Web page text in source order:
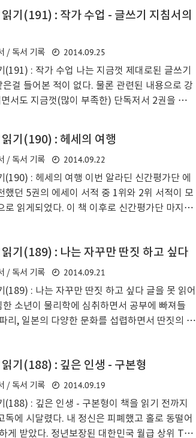
사진에서 보여지는 그런 풍이다. 넓다란 원목 책
권, 노트와 노트북 따위가 정갈하게 놓여있고,
있는 모습. 의자 뒤엔 사람 키만한 높이의 원목
빽빽하다싶을만큼 책들이 들어찬 장면. 이것
대체 몇 권의 책이 있어야 장서가로 불릴 ..
기(191) : 작가 수업 - 글쓰기 지침서의
/ 독서 기록 2014.09.25
(191) : 작가 수업 나는 지금껏 제대로된 글쓰기
걸 들어본 적이 없다. 물론 관련된 내용으로 강
서도 지금껏(많이 부족한) 단독저서 2권을 펴냈
나는 글쓰기 수업이나 책쓰기 강의 같은걸 들어
기와 책쓰기를 가르친 것은 다름아닌 '책'이었
대한 욕망을 불태웠고, 책을 읽다가 '나도 저서
이디어와 자신감을 얻었다. 책쓰기 방법에 대해
이었으며, 글을 쓰라고 내게 매번 재..
기(190) : 헤세의 여행
/ 독서 기록 2014.09.22
(190) : 헤세의 여행 이번 알라딘 신간평가단 에
했던 5권의 에세이 서적 중 1위와 2위 서적이 모
로 읽게되었다. 이 책 이후로 신간평가단 마지막
헤르만 헤세. 노벨문학상의 주인공이자 , 등의 문
그그. 이번 책 은 헤르만 헤세의 여행 에세이
세가 쓴 여행과 소풍에 대한 글이자 문학적으
다. 이것은 유명인의 여행 에세이라기보다는 한
일기에 가까워보인다. 여행과 글의 조화. 여..
기(189) : 나는 자꾸만 딴짓 하고 싶다
/ 독서 기록 2014.09.21
(189) : 나는 자꾸만 딴짓 하고 싶다 글을 못 읽어
소년이 물리학에 심취하면서 공부에 빠져들
리, 일본의 다양한 문화를 섭렵하면서 딴짓의 고
적이자, 삶과 함께하는 여러가지 '사물'들에 대한
업이나 전공과 전혀 무관한 인생에 대한 스토
저것 하고 싶은 일을 마음 내키는대로 다 하면서
있게 살 수 있다는 메시지를 전달한다.책 밑줄긋
이유 하나만으로, 철저하게 과학적 사고로 무장
기(188) : 깊은 인생 - 구본형
/ 독서 기록 2014.09.19
(188) : 깊은 인생 - 구본형이 책을 읽기 전까지
독에 시달렸다. 내 정신은 피폐했고 홀로 동떨어
게 받았다. 정년보장된 대한민국 월급 상위 TO